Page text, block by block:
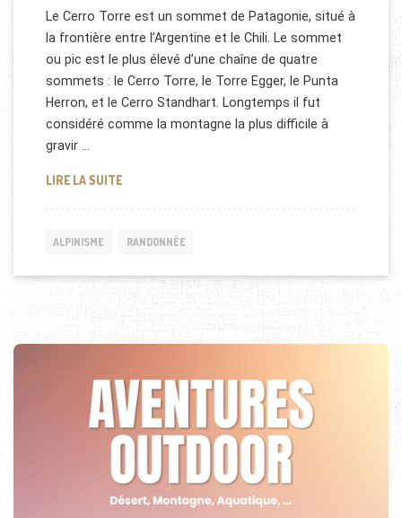
Le Cerro Torre est un sommet de Patagonie, situé à
la frontière entre l’Argentine et le Chili. Le sommet
ou pic est le plus élevé d’une chaîne de quatre
sommets : le Cerro Torre, le Torre Egger, le Punta
Herron, et le Cerro Standhart. Longtemps il fut
considéré comme la montagne la plus difficile à
gravir …
LIRE LA SUITECERRO TORRE EN PATAGONIE
ALPINISME RANDONNÉE